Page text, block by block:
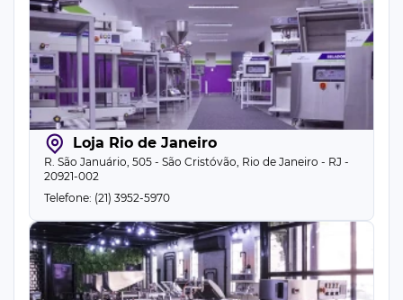
Loja Rio de Janeiro
R. São Januário, 505 - São Cristóvão, Rio de Janeiro - RJ -
20921-002
Telefone: (21) 3952-5970